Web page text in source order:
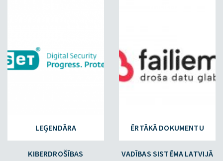
LEĢENDĀRA
KIBERDROŠĪBAS
ĒRTĀKĀ DOKUMENTU
VADĪBAS SISTĒMA LATVIJĀ